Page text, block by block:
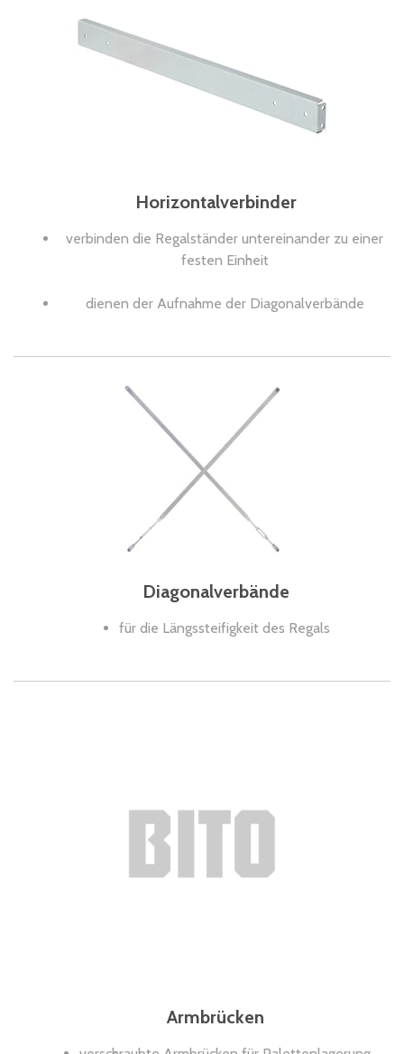
Horizontalverbinder
verbinden die Regalständer untereinander zu einer
festen Einheit
dienen der Aufnahme der Diagonalverbände
Diagonalverbände
für die Längssteifigkeit des Regals
Armbrücken